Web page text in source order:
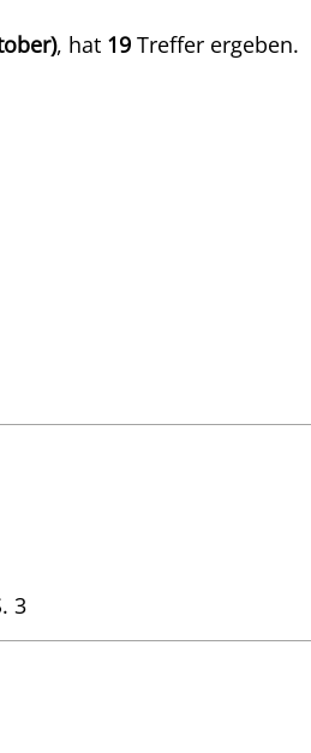
, hat 19 Treffer ergeben.
3